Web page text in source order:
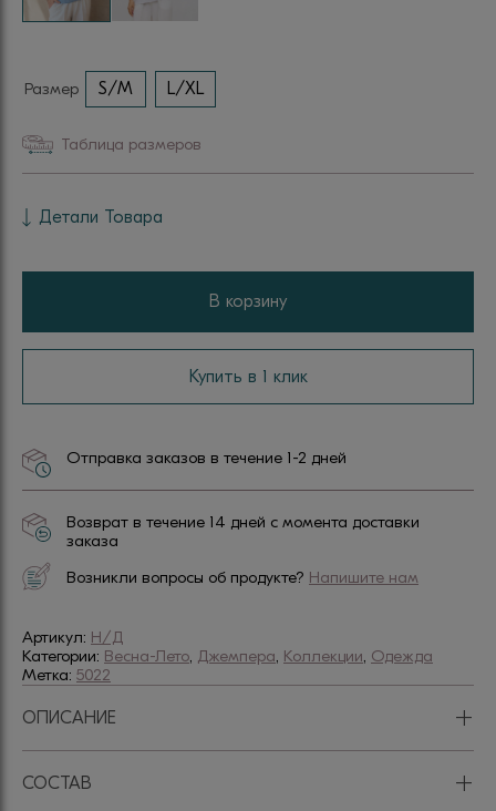
Размер S/M L/XL
Таблица размеров
Детали Товара
В корзину
Купить в 1 клик
Отправка заказов в течение 1-2 дней
Возврат в течение 14 дней с момента доставки
заказа
Возникли вопросы об продукте? Напишите нам
Артикул: Н/Д
Категории: Весна-Лето, Джемпера, Коллекции, Одежда
Метка: 5022
ОПИСАНИЕ +
СОСТАВ +